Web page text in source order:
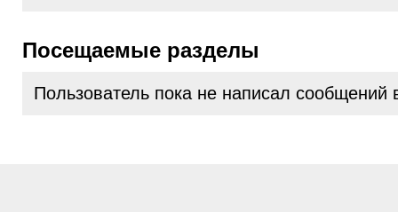
Посещаемые разделы
Пользователь пока не написал сообщений